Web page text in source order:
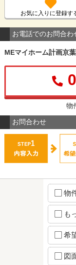
お気に入りに登録す
お電話でのお問合わ
MEマイホーム計画京
物
お問合わせ
物
も
希
図